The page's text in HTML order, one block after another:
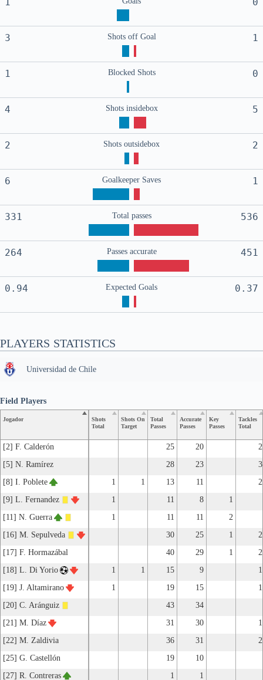
3 Shots off Goal 1
1 Blocked Shots 0
4 Shots insidebox 5
2 Shots outsidebox 2
6 Goalkeeper Saves 1
331 Total passes 536
264 Passes accurate 451
0.94 Expected Goals 0.37
PLAYERS STATISTICS
Universidad de Chile
Jogador
Shots
Total
Shots On
Target
Total
Passes
Accurate
Passes
Key
Passes
Tackles
Total
[2] F. Calderón 25 20
2
[5] N. Ramírez
28 23
3
[8] I. Poblete
1 1 13 11
2
[9] L. Fernandez
1 11 8
1
[11] N. Guerra
1 11 11
2
[16] M. Sepulveda
30 25 1
2
[17] F. Hormazábal
40 29 1
2
[18] L. Di Yorio
1 1 15 9
1
[19] J. Altamirano
1 19 15
1
[20] C. Aránguiz
43
34
[21] M. Díaz
31 30
1
[22] M. Zaldivia
36 31
2
[25] G. Castellón
19
10
[27] R. Contreras
1 1
Field Players